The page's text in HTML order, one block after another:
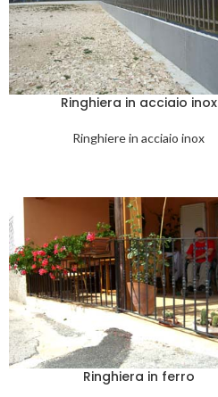
Ringhiera in acciaio inox
Ringhiere in acciaio inox
Ringhiera in ferro